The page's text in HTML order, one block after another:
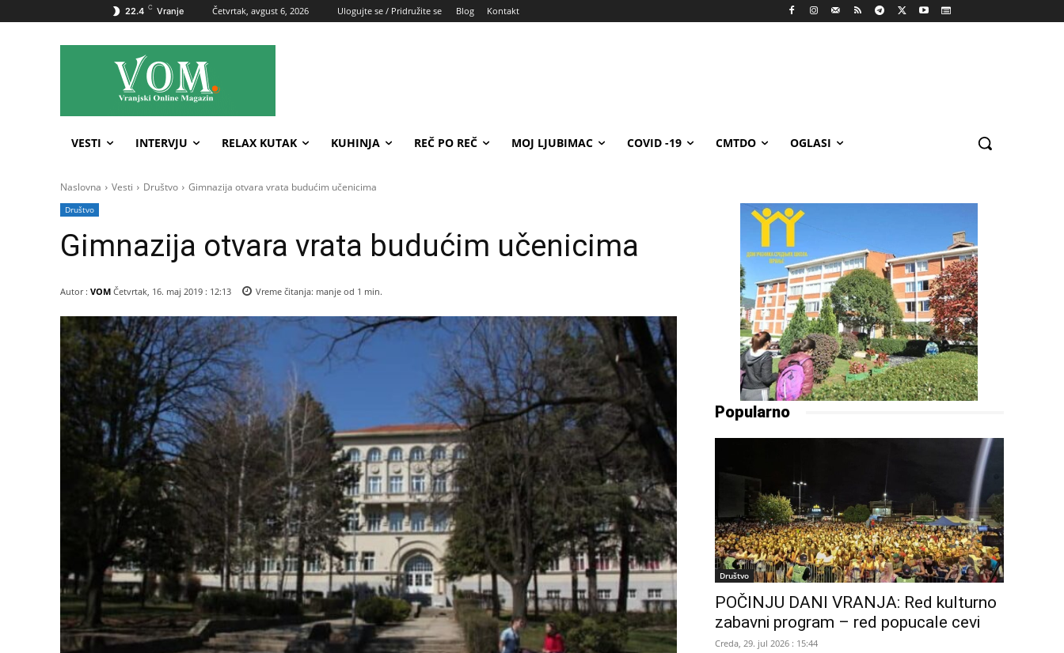
22.4 C Vranje Četvrtak, avgust 6, 2026 Ulogujte se / Pridružite se Blog Kontakt
VESTI INTERVJU RELAX KUTAK KUHINJA REČ PO REČ MOJ LJUBIMAC COVID -19 CMTDO OGLASI
Naslovna Vesti Društvo Gimnazija otvara vrata budućim učenicima
Društvo
Gimnazija otvara vrata budućim učenicima
Autor : VOM Četvrtak, 16. maj 2019 : 12:13 Vreme čitanja: manje od 1 min.
Popularno
Društvo
POČINJU DANI VRANJA: Red kulturno
zabavni program – red popucale cevi
Creda, 29. jul 2026 : 15:44